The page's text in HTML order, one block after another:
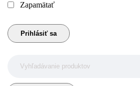
Zapamätať